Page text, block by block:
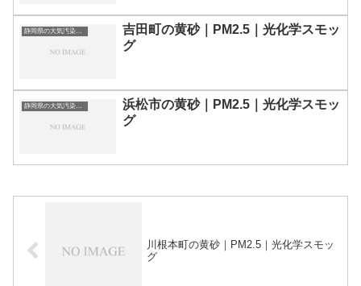
静岡県の大気汚染・PM2.5・黄砂・エアロゾルの数値
吉田町の黄砂｜PM2.5｜光化学スモッ
グ
静岡県の大気汚染・PM2.5・黄砂・エアロゾルの数値
浜松市の黄砂｜PM2.5｜光化学スモッ
グ
川根本町の黄砂｜PM2.5｜光化学スモッ
グ